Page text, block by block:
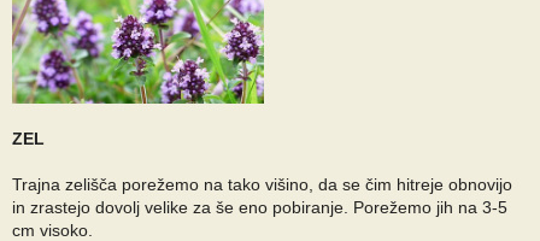
ZEL
Trajna zelišča porežemo na tako višino, da se čim hitreje obnovijo
in zrastejo dovolj velike za še eno pobiranje. Porežemo jih na 3-5
cm visoko.